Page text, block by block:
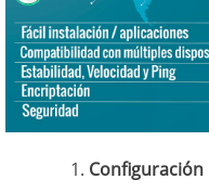
Configuración